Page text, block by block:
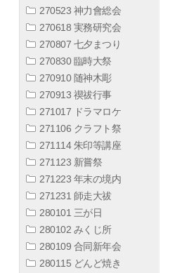
270523 神力會総会
270618 実務研究会
270807 七夕まつり
270830 臨時大祭
270910 随神木彫
270913 禊祓行事
271017 ドラマロケ
271106 クラフト祭
271114 朱印等講座
271123 新嘗祭
271223 年末の境内
271231 師走大祓
280101 三が日
280102 みくじ所
280109 合同新年会
280115 どんど焼き